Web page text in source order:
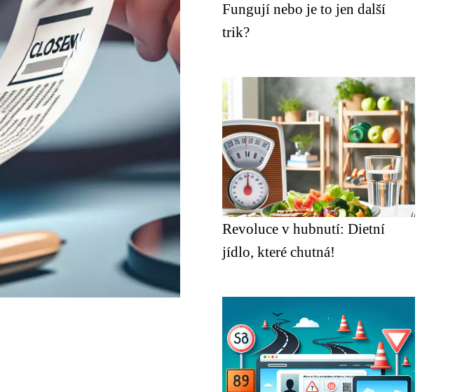
Fungují nebo je to jen další
trik?
Revoluce v hubnutí: Dietní
jídlo, které chutná!